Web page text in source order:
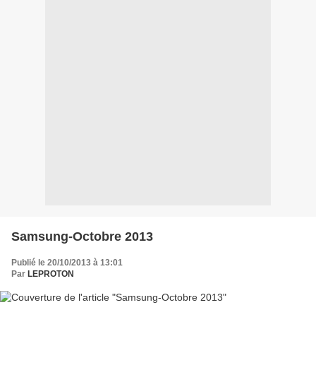
Samsung-Octobre 2013
Publié le 20/10/2013 à 13:01
Par LEPROTON